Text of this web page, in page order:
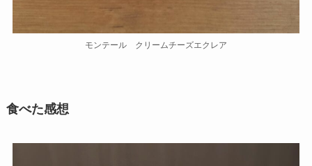
モンテール クリームチーズエクレア
食べた感想